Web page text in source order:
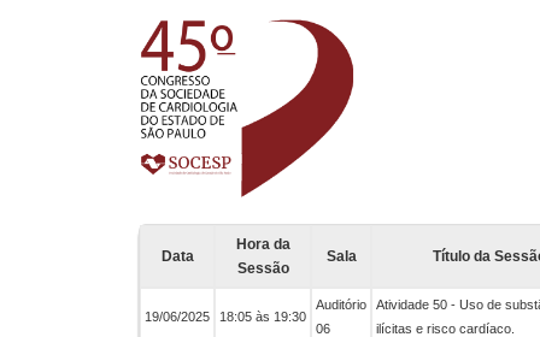
Data
Hora da
Sessão
Sala Título da
19/06/2025 18:05 às 19:30
Auditório
06
Atividade 50 - Uso de
ilícitas e risco cardíaco.